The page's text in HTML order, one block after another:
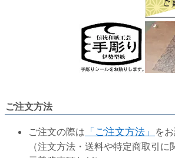
ご注文方法
ご注文の際は 「ご注文方法」 を
（注文方法・送料や特定商取引